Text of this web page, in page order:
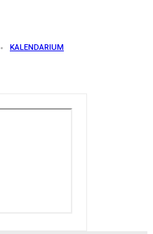
KALENDARIUM